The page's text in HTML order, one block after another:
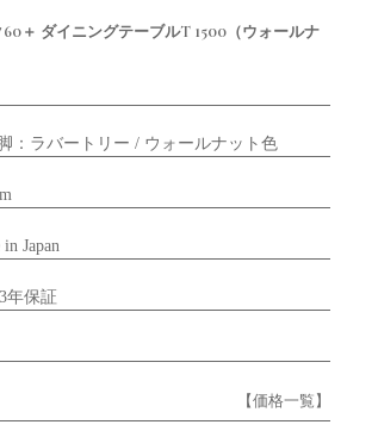
60＋ ダイニングテーブルT 1500（ウォールナ
：ラバートリー / ウォールナット色
Japan
年保証
【価格一覧】